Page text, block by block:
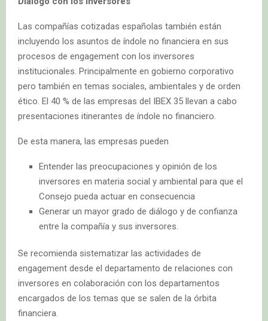
Las compañías cotizadas españolas también están
incluyendo los asuntos de índole no financiera en sus
procesos de engagement con los inversores
institucionales. Principalmente en gobierno corporativo
pero también en temas sociales, ambientales y de orden
ético. El 40 % de las empresas del IBEX 35 llevan a cabo
presentaciones itinerantes de índole no financiero.
De esta manera, las empresas pueden
Entender las preocupaciones y opinión de los
inversores en materia social y ambiental para que el
Consejo pueda actuar en consecuencia
Generar un mayor grado de diálogo y de confianza
entre la compañía y sus inversores.
Se recomienda sistematizar las actividades de
engagement desde el departamento de relaciones con
inversores en colaboración con los departamentos
encargados de los temas que se salen de la órbita
financiera.